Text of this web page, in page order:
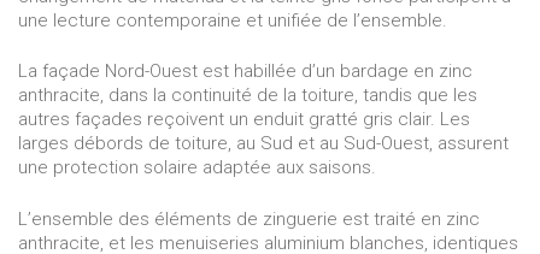
une lecture contemporaine et unifiée de l’ensemble.
La façade Nord-Ouest est habillée d’un bardage en zinc
anthracite, dans la continuité de la toiture, tandis que les
autres façades reçoivent un enduit gratté gris clair. Les
larges débords de toiture, au Sud et au Sud-Ouest, assurent
une protection solaire adaptée aux saisons.
L’ensemble des éléments de zinguerie est traité en zinc
anthracite, et les menuiseries aluminium blanches, identiques